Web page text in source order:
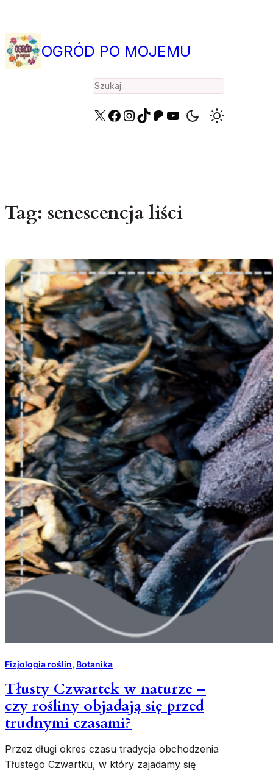
treści
OGRÓD PO MOJEMU
Search
X Facebook
Instagram
TikTok
Patreon
YouTube
Tag: senescencja liści
Fizjologia roślin, Botanika
Tłusty Czwartek w naturze –
czy rośliny objadają się przed
trudnymi czasami?
Przez długi okres czasu tradycja obchodzenia
Tłustego Czwartku, w który zajadamy się